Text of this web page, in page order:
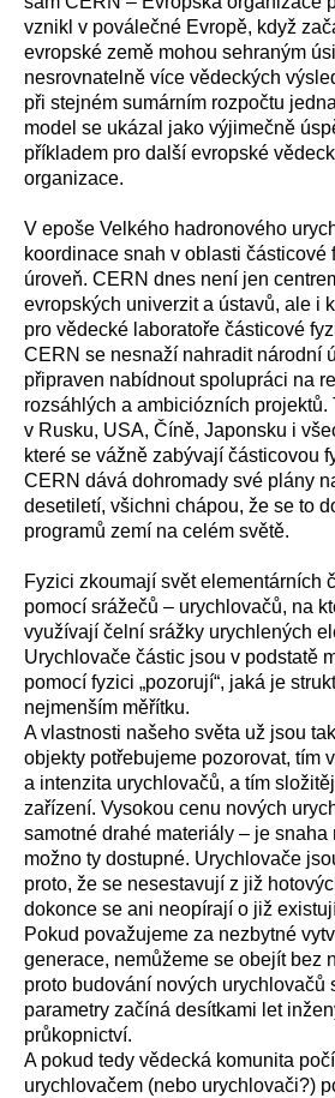
vznikl v poválečné Evropě, když
evropské země mohou sehraným
nesrovnatelně více vědeckých
při stejném sumárním rozpočtu
model se ukázal jako výjimečně
příkladem pro další evropské
organizace.
V epoše Velkého hadronového
koordinace snah v oblasti částicové
úroveň. CERN dnes není jen
evropských univerzit a ústavů, ale i
pro vědecké laboratoře částicové
CERN se nesnaží nahradit národní
připraven nabídnout spolupráci na
rozsáhlých a ambiciózních projektů.
v Rusku, USA, Číně, Japonsku i
které se vážně zabývají částicovou
CERN dává dohromady své plány
desetiletí, všichni chápou, že se to
programů zemí na celém světě.
Fyzici zkoumají svět elementárních
pomocí srážečů – urychlovačů, na
využívají čelní srážky urychlených
Urychlovače částic jsou v podstatě
pomocí fyzici „pozorují“, jaká je
nejmenším měřítku.
A vlastnosti našeho světa už jsou
objekty potřebujeme pozorovat, tím
a intenzita urychlovačů, a tím
zařízení. Vysokou cenu nových
samotné drahé materiály – je snaha
možno ty dostupné. Urychlovače
proto, že se nesestavují z již
dokonce se ani neopírají o již
Pokud považujeme za nezbytné
generace, nemůžeme se obejít bez
proto budování nových urychlovačů
parametry začíná desítkami let
průkopnictví.
A pokud tedy vědecká komunita
urychlovačem (nebo urychlovači?)